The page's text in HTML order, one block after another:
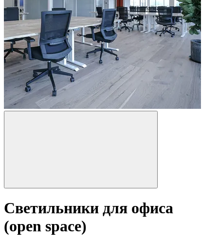
Светильники для офиса
(open space)